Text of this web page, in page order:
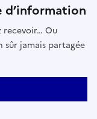
recevoir… Ou
sûr jamais partagée